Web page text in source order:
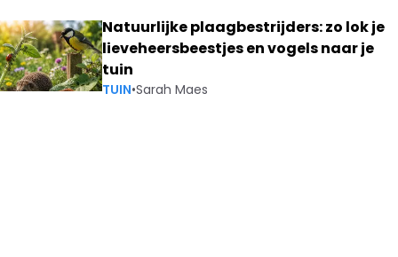
Natuurlijke plaagbestrijders: zo lok je
lieveheersbeestjes en vogels naar je
tuin
TUIN•Sarah Maes